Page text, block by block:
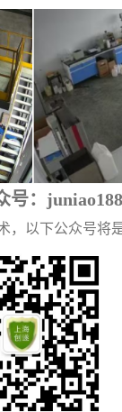
：
，以下公众号将